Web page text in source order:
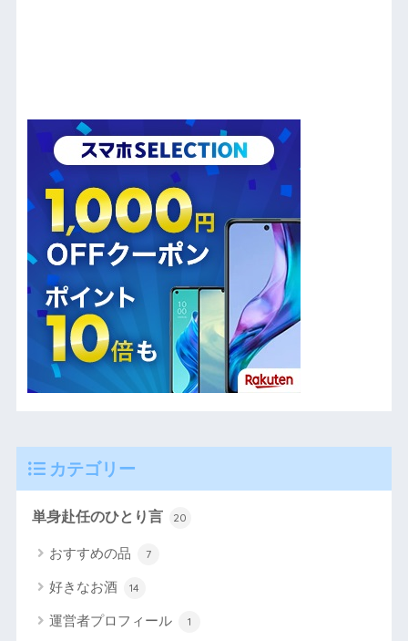
カテゴリー
単身赴任のひとり言 20
おすすめの品 7
好きなお酒 14
運営者プロフィール 1